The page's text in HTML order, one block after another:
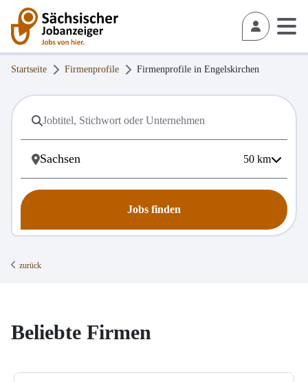
Startseite Firmenprofile Firmenprofile in Engelskirchen
50 km
Jobs finden
zurück
Beliebte Firmen